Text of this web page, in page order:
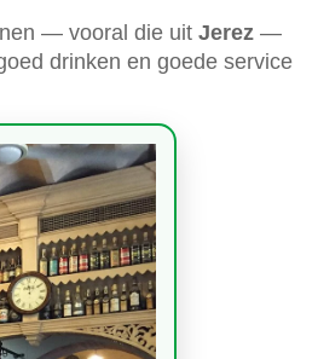
— vooral die uit Jerez —
drinken en goede service